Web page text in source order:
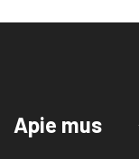
Apie mus